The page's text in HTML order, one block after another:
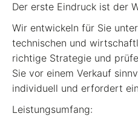
Der erste Eindruck ist der
Wir entwickeln für Sie
technischen und
richtige Strategie und
Sie vor einem Verkauf
individuell und erfordert
Leistungsumfang: